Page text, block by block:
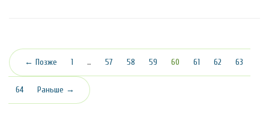
← Позже 1 … 57 58 59 60 (текущая)
61 62 63
64 Раньше →